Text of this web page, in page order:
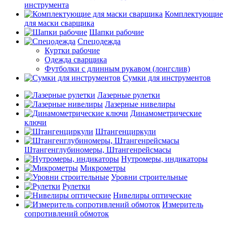
инструмента
Комплектующие
для маски сварщика
Шапки рабочие
Спецодежда
Куртки рабочие
Одежда сварщика
Футболки с длинным рукавом (лонгслив)
Сумки для инструментов
Лазерные рулетки
Лазерные нивелиры
Динамометрические
ключи
Штангенциркули
Штангенглубиномеры, Штангенрейсмасы
Нутромеры, индикаторы
Микрометры
Уровни строительные
Рулетки
Нивелиры оптические
Измеритель
сопротивлений обмоток